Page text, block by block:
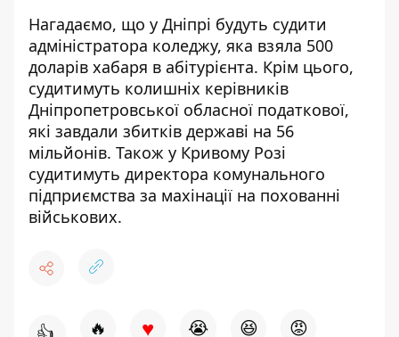
Нагадаємо, що у Дніпрі будуть судити
адміністратора коледжу, яка взяла 500
доларів хабаря в абітурієнта. Крім цього,
судитимуть колишніх керівників
Дніпропетровської обласної податкової,
які завдали збитків державі на 56
мільйонів. Також у Кривому Розі
судитимуть директора комунального
підприємства за махінації на похованні
військових.
🔥 ♥ 😭 😆 😡